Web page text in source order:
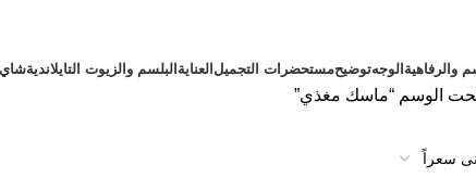
والرفاهية الوجهتوضيحمستحضرات التجميل العناية البلسم والزيوت التايلانديةشاي
الوسم “ماسك مغذي”